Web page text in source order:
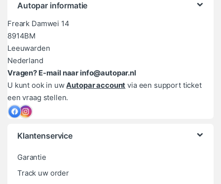
Autopar informatie
Freark Damwei 14
8914BM
Leeuwarden
Nederland
Vragen? E-mail naar info@autopar.nl
U kunt ook in uwAutopar account via een support ticket
een vraag stellen.
Klantenservice
Garantie
Track uw order